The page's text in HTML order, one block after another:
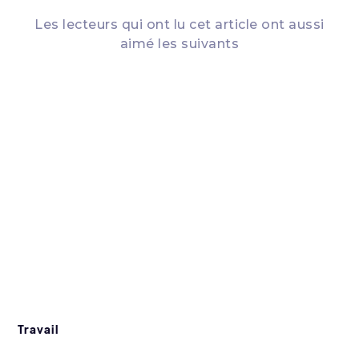
Les lecteurs qui ont lu cet article ont aussi
aimé les suivants
Travail